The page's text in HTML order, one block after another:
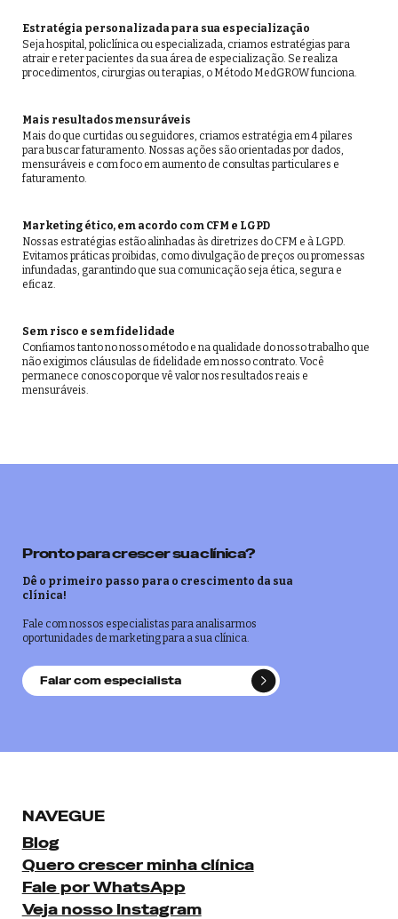
Estratégia personalizada para sua especialização
Seja hospital, policlínica ou especializada, criamos estratégias para
atrair e reter pacientes da sua área de especialização. Se realiza
procedimentos, cirurgias ou terapias, o Método MedGROW funciona.
Mais resultados mensuráveis
Mais do que curtidas ou seguidores, criamos estratégia em 4 pilares
para buscar faturamento. Nossas ações são orientadas por dados,
mensuráveis e com foco em aumento de consultas particulares e
faturamento.
Marketing ético, em acordo com CFM e LGPD
Nossas estratégias estão alinhadas às diretrizes do CFM e à LGPD.
Evitamos práticas proibidas, como divulgação de preços ou promessas
infundadas, garantindo que sua comunicação seja ética, segura e
eficaz.
Sem risco e sem fidelidade
Confiamos tanto no nosso método e na qualidade do nosso trabalho que
não exigimos cláusulas de fidelidade em nosso contrato. Você
permanece conosco porque vê valor nos resultados reais e
mensuráveis.
Pronto para crescer sua clínica?
Dê o primeiro passo para o crescimento da sua
clínica!
Fale com nossos especialistas para analisarmos
oportunidades de marketing para a sua clínica.
Falar com especialista
NAVEGUE
Blog
Quero crescer minha clínica
Fale por WhatsApp
Veja nosso Instagram